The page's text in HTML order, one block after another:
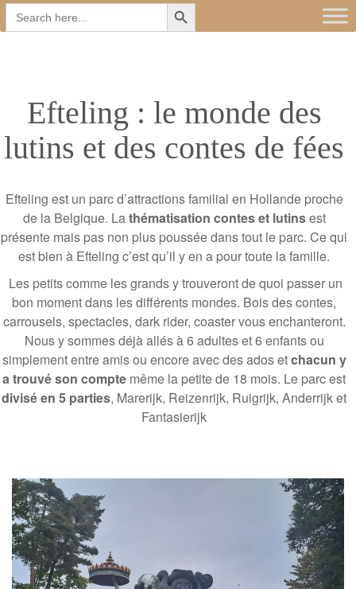
Search
for:
Main
menu
Skip
Efteling : le monde des
lutins et des contes de fées
Efteling est un parc d’attractions familial en Hollande proche
de la Belgique. Lathématisation contes et lutinsest
présente mais pas non plus poussée dans tout le parc. Ce qui
est bien à Efteling c’est qu’il y en a pour toute la famille.
Les petits comme les grands y trouveront de quoi passer un
bon moment dans les différents mondes. Bois des contes,
carrousels, spectacles, dark rider, coaster vous enchanteront.
Nous y sommes déjà allés à 6 adultes et 6 enfants ou
simplement entre amis ou encore avec des ados etchacun y
a trouvé son compte même la petite de 18 mois. Le parc est
divisé en 5 parties, Marerijk, Reizenrijk, Ruigrijk, Anderrijk et
Fantasierijk